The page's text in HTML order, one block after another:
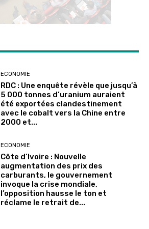
ECONOMIE
RDC : Une enquête révèle que jusqu’à
5 000 tonnes d’uranium auraient
été exportées clandestinement
avec le cobalt vers la Chine entre
2000 et...
ECONOMIE
Côte d’Ivoire : Nouvelle
augmentation des prix des
carburants, le gouvernement
invoque la crise mondiale,
l’opposition hausse le ton et
réclame le retrait de...